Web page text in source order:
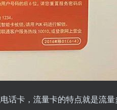
话卡，流量卡的特点就是流